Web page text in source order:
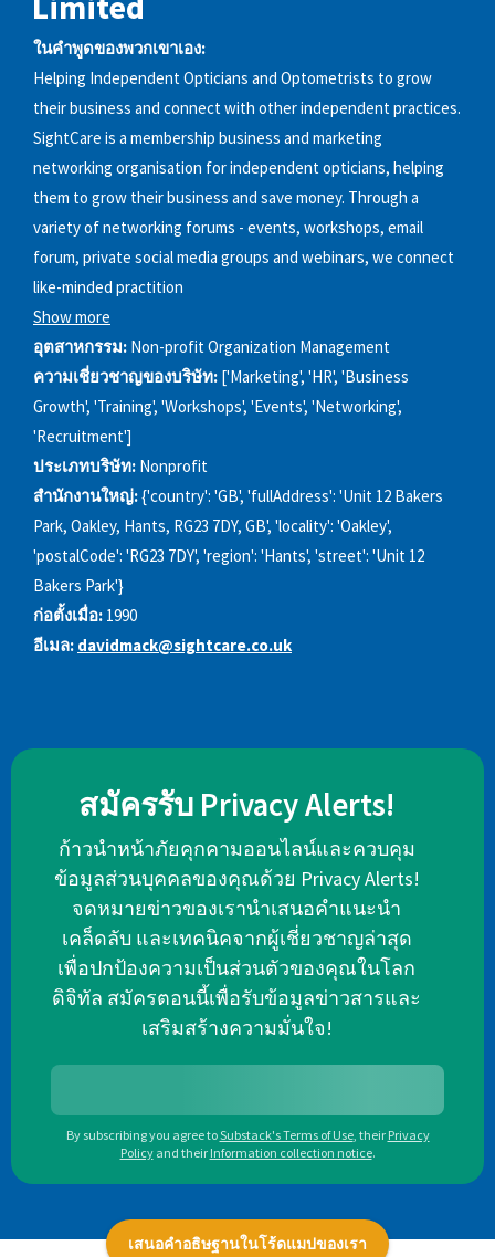
ในคำพูดของพวกเขาเอง:
Helping Independent Opticians and Optometrists to grow
their business and connect with other independent practices.
SightCare is a membership business and marketing
networking organisation for independent opticians, helping
them to grow their business and save money. Through a
variety of networking forums - events, workshops, email
forum, private social media groups and webinars, we connect
like-minded practition
Show more
อุตสาหกรรม: Non-profit Organization Management
ความเชี่ยวชาญของบริษัท: ['Marketing', 'HR', 'Business
Growth', 'Training', 'Workshops', 'Events', 'Networking',
'Recruitment']
ประเภทบริษัท: Nonprofit
สำนักงานใหญ่:{'country': 'GB', 'fullAddress': 'Unit 12 Bakers
Park, Oakley, Hants, RG23 7DY, GB', 'locality': 'Oakley',
'postalCode': 'RG23 7DY', 'region': 'Hants', 'street': 'Unit 12
Bakers Park'}
ก่อตั้งเมื่อ: 1990
อีเมล: davidmack@sightcare.co.uk
สมัครรับ Privacy Alerts!
ก้าวนำหน้าภัยคุกคามออนไลน์และควบคุม
ข้อมูลส่วนบุคคลของคุณด้วย Privacy Alerts!
จดหมายข่าวของเรานำเสนอคำแนะนำ
เคล็ดลับ และเทคนิคจากผู้เชี่ยวชาญล่าสุด
เพื่อปกป้องความเป็นส่วนตัวของคุณในโลก
ดิจิทัล สมัครตอนนี้เพื่อรับข้อมูลข่าวสารและ
เสริมสร้างความมั่นใจ!
By subscribing you agree toSubstack's Terms of Use, their Privacy
Policy and their Information collection notice.
เสนอคำอธิษฐานในโร้ดแมปของเรา